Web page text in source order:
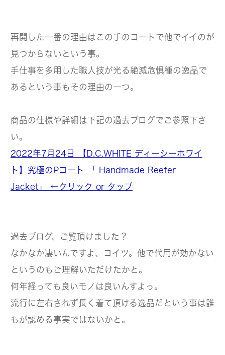
再開した一番の理由はこの手のコートで他でイイのが
見つからないという事。
手仕事を多用した職人技が光る絶滅危惧種の逸品で
あるという事もその理由の一つ。
商品の仕様や詳細は下記の過去ブログでご参照下さ
い。
2022年7月24日 【D.C.WHITE ディーシーホワイ
ト】究極のPコート 「 Handmade Reefer
Jacket」 ←クリック or タップ
過去ブログ、ご覧頂けました？
なかなか凄いんですよ、コイツ。他で代用が効かない
というのもご理解いただけたかと。
何年経っても良いモノは良いんすよっ。
流行に左右されず長く着て頂ける逸品だという事は誰
もが認める事実ではないかと。